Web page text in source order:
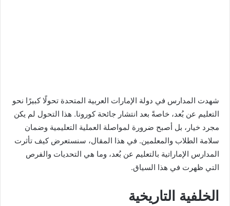
شهدت المدارس في دولة الإمارات العربية المتحدة تحولًا كبيرًا نحو
التعليم عن بُعد، خاصةً بعد انتشار جائحة كورونا. هذا التحول لم يكن
مجرد خيار، بل أصبح ضرورة لمواصلة العملية التعليمية وضمان
سلامة الطلاب والمعلمين. في هذا المقال، سنستعرض كيف تأثرت
المدارس الإماراتية بالتعليم عن بُعد، وما هي التحديات والفرص
التي ظهرت في هذا السياق.
الخلفية التاريخية